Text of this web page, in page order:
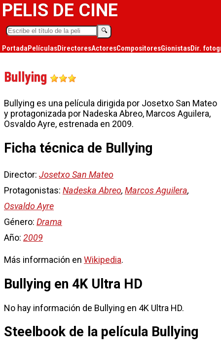
PELIS DE CINE
🔍︎
PortadaPelículasDirectoresActoresCompositoresGionistasDir.
Bullying
Bullying es una película dirigida por Josetxo San Mateo
y protagonizada por Nadeska Abreo, Marcos Aguilera,
Osvaldo Ayre, estrenada en 2009.
Ficha técnica de Bullying
Director: Josetxo San Mateo
Protagonistas: Nadeska Abreo, Marcos Aguilera,
Osvaldo Ayre
Género: Drama
Año: 2009
Más información en Wikipedia.
Bullying en 4K Ultra HD
No hay información de Bullying en 4K Ultra HD.
Steelbook de la película Bullying